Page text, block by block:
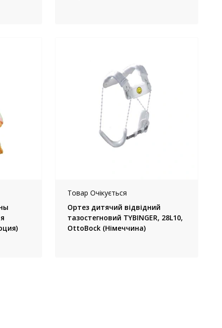
Товар Очікується
Ортез дитячий відвідний
тазостегновий TYBINGER, 28L10,
OttoBock (Німеччина)